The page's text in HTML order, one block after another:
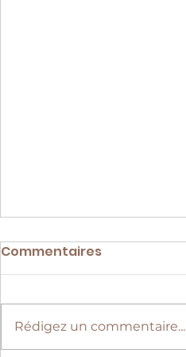
Commentaires
Rédigez un commentaire...